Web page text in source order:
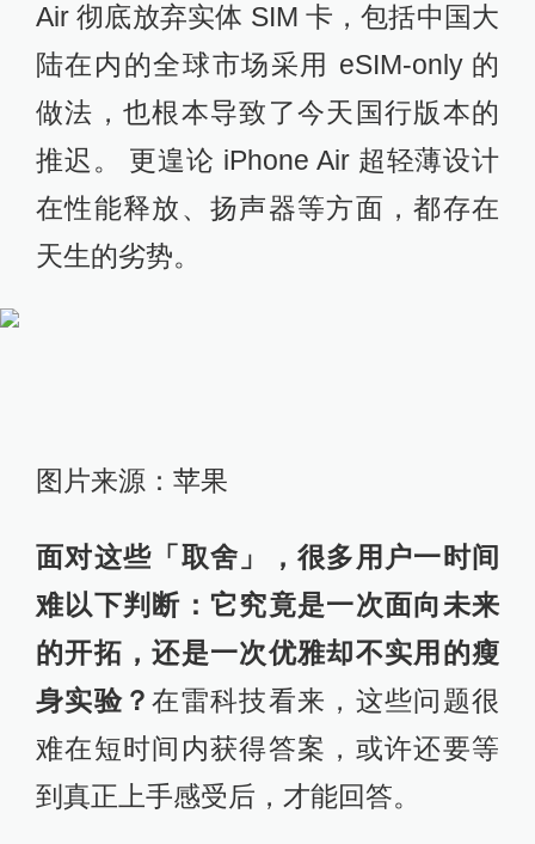
Air 彻底放弃实体 SIM 卡，包括中国大
陆在内的全球市场采用 eSIM-only 的
做法，也根本导致了今天国行版本的
推迟。 更遑论 iPhone Air 超轻薄设计
在性能释放、扬声器等方面，都存在
天生的劣势。
图片来源：苹果
面对这些「取舍」，很多用户一时间
难以下判断：它究竟是一次面向未来
的开拓，还是一次优雅却不实用的瘦
身实验？在雷科技看来，这些问题很
难在短时间内获得答案，或许还要等
到真正上手感受后，才能回答。